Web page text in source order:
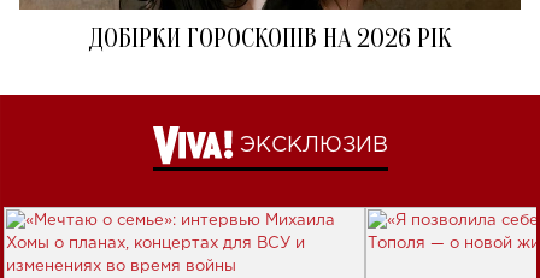
ДОБІРКИ ГОРОСКОПІВ НА 2026 РІК
ЭКСКЛЮЗИВ